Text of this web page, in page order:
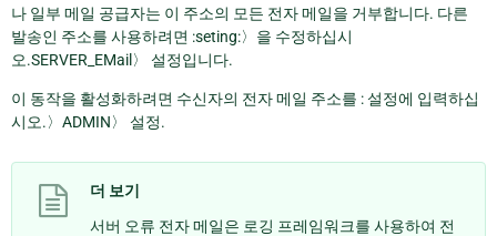
나 일부 메일 공급자는 이 주소의 모든 전자 메일을 거부합니다. 다른
발송인 주소를 사용하려면 :seting:〉을 수정하십시
오.SERVER_EMail〉 설정입니다.
이 동작을 활성화하려면 수신자의 전자 메일 주소를 : 설정에 입력하십
시오.〉ADMIN〉 설정.
더 보기
서버 오류 전자 메일은 로깅 프레임워크를 사용하여 전